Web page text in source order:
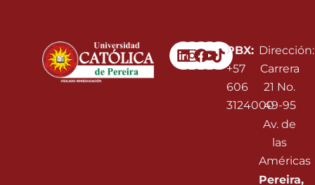
Linkedin
Instagram
Facebook
Youtube
PBX:
+57
606
3124000
Dirección:
Carrera
21 No.
49-95
Av. de
las
Américas
Pereira,